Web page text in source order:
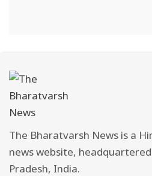
The Bharatvarsh News is a
news website,
Pradesh, India.